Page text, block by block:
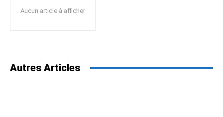
Aucun article à afficher
Autres Articles